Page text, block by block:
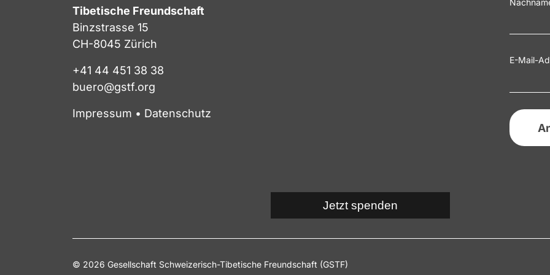
Tibetische Freundschaft
Binzstrasse 15
CH-8045 Zürich
+41 44 451 38 38
buero@gstf.org
Impressum • Datenschutz
E-Mail-
Jetzt spenden
© 2026 Gesellschaft Schweizerisch-Tibetische Freundschaft (GSTF)